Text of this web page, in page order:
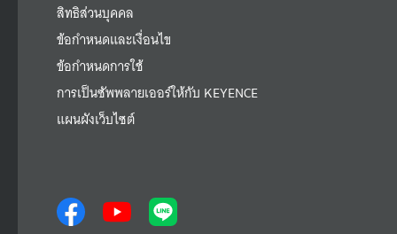
สิทธิส่วนบุคคล
ข้อกำหนดและเงื่อนไข
ข้อกำหนดการใช้
การเป็นซัพพลายเออร์ให้กับ KEYENCE
แผนผังเว็บไซต์